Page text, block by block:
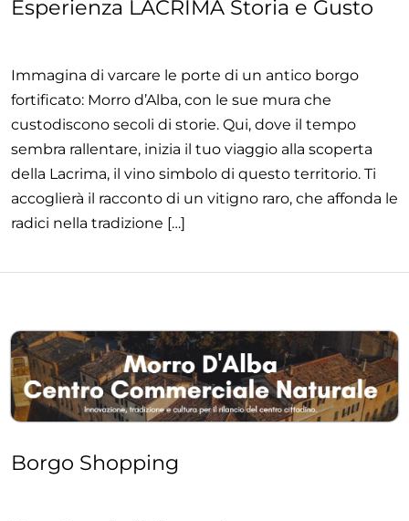
Esperienza LACRIMA Storia e Gusto
Immagina di varcare le porte di un antico borgo
fortificato: Morro d’Alba, con le sue mura che
custodiscono secoli di storie. Qui, dove il tempo
sembra rallentare, inizia il tuo viaggio alla scoperta
della Lacrima, il vino simbolo di questo territorio. Ti
accoglierà il racconto di un vitigno raro, che affonda le
radici nella tradizione […]
Borgo Shopping